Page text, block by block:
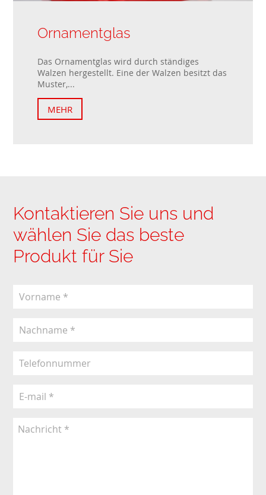
Ornamentglas
Das Ornamentglas wird durch ständiges
Walzen hergestellt. Eine der Walzen besitzt das
Muster,...
MEHR
Kontaktieren Sie uns und
wählen Sie das beste
Produkt für Sie